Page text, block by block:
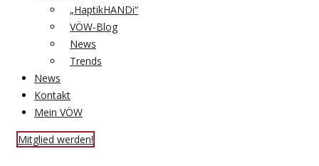
„HaptikHANDi“
VÖW-Blog
News
Trends
News
Kontakt
Mein VÖW
Mitglied werden!